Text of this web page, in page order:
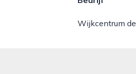
Wijkcentrum